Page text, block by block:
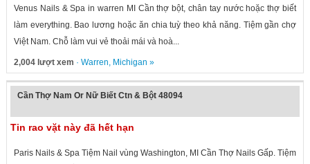
Venus Nails & Spa in warren MI Cần thợ bột, chân tay nước hoặc thợ biết
làm everything. Bao lương hoặc ăn chia tuỳ theo khả năng. Tiệm gần chợ
Việt Nam. Chỗ làm vui vẻ thoải mái và hoà...
2,004 lượt xem · Warren, Michigan »
Cần Thợ Nam Or Nữ Biết Ctn & Bột 48094
Tin rao vặt này đã hết hạn
Paris Nails & Spa Tiệm Nail vùng Washington, MI Cần Thợ Nails Gấp. Tiệm